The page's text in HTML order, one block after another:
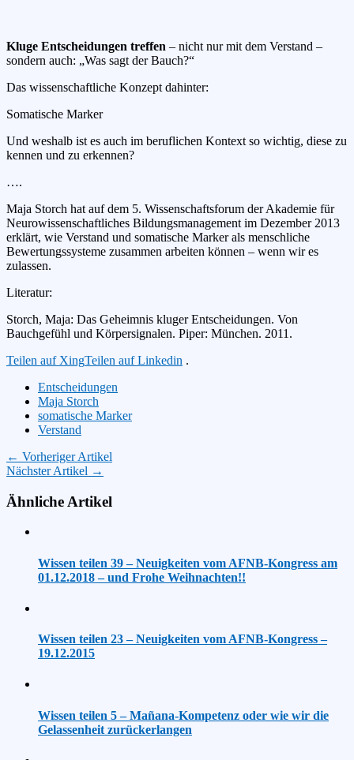
Kluge Entscheidungen treffen – nicht nur mit dem Verstand –
sondern auch: „Was sagt der Bauch?“
Das wissenschaftliche Konzept dahinter:
Somatische Marker
Und weshalb ist es auch im beruflichen Kontext so wichtig, diese zu
kennen und zu erkennen?
….
Maja Storch hat auf dem 5. Wissenschaftsforum der Akademie für
Neurowissenschaftliches Bildungsmanagement im Dezember 2013
erklärt, wie Verstand und somatische Marker als menschliche
Bewertungssysteme zusammen arbeiten können – wenn wir es
zulassen.
Literatur:
Storch, Maja: Das Geheimnis kluger Entscheidungen. Von
Bauchgefühl und Körpersignalen. Piper: München. 2011.
Teilen auf XingTeilen auf Linkedin .
Entscheidungen
Maja Storch
somatische Marker
Verstand
← Vorheriger Artikel
Nächster Artikel →
Ähnliche Artikel
Wissen teilen 39 – Neuigkeiten vom AFNB-Kongress am
01.12.2018 – und Frohe Weihnachten!!
Wissen teilen 23 – Neuigkeiten vom AFNB-Kongress –
19.12.2015
Wissen teilen 5 – Mañana-Kompetenz oder wie wir die
Gelassenheit zurückerlangen